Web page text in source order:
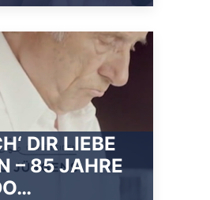
DIR LIEBE
– 85 JAHRE